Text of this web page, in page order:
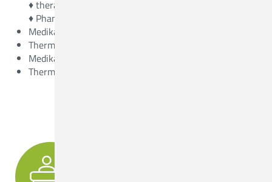
♦ therapieresistenter Polyneuropathie (z.B. diabetisch)
♦ Phantomschmerzen (z.B. nach Knie-OP)
Medikamentenpumpe
Thermokoagulation
Medikamentenpumpe
Thermokoagulation